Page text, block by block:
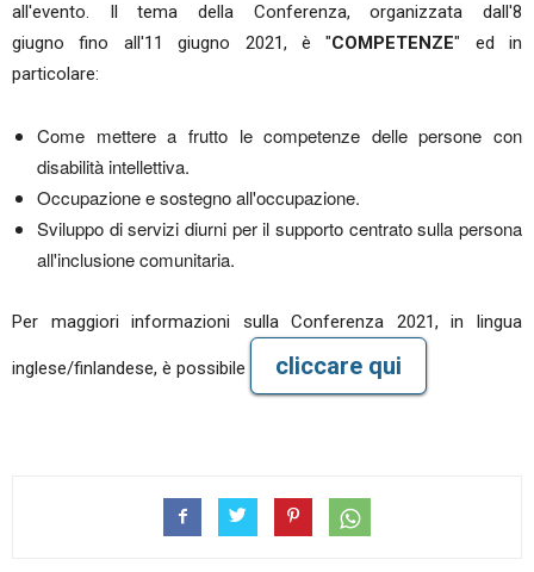
all'evento. Il tema della Conferenza, organizzata dall'8
giugno fino all'11 giugno 2021, è "COMPETENZE" ed in
particolare:
Come mettere a frutto le competenze delle persone con
disabilità intellettiva.
Occupazione e sostegno all'occupazione.
Sviluppo di servizi diurni per il supporto centrato sulla persona
all'inclusione comunitaria.
Per maggiori informazioni sulla Conferenza 2021, in lingua
inglese/finlandese, è possibile cliccare qui